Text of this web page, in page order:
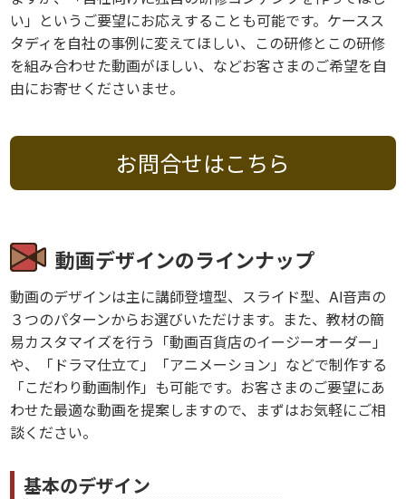
い」というご要望にお応えすることも可能です。ケースス
タディを自社の事例に変えてほしい、この研修とこの研修
を組み合わせた動画がほしい、などお客さまのご希望を自
由にお寄せくださいませ。
お問合せはこちら
動画デザインのラインナップ
動画のデザインは主に講師登壇型、スライド型、AI音声の
３つのパターンからお選びいただけます。また、教材の簡
易カスタマイズを行う「動画百貨店のイージーオーダー」
や、「ドラマ仕立て」「アニメーション」などで制作する
「こだわり動画制作」も可能です。お客さまのご要望にあ
わせた最適な動画を提案しますので、まずはお気軽にご相
談ください。
基本のデザイン